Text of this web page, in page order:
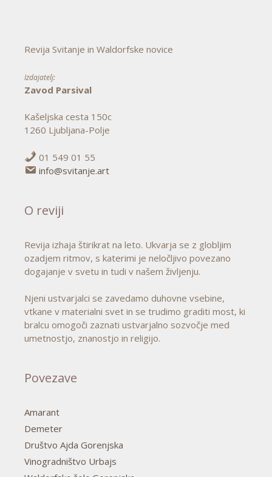
Revija Svitanje in Waldorfske novice
Izdajatelj:
Zavod Parsival
Kašeljska cesta 150c
1260 Ljubljana-Polje
01 549 01 55
info@svitanje.art
O reviji
Revija izhaja štirikrat na leto. Ukvarja se z globljim
ozadjem ritmov, s katerimi je neločljivo povezano
dogajanje v svetu in tudi v našem življenju.
Njeni ustvarjalci se zavedamo duhovne vsebine,
vtkane v materialni svet in se trudimo graditi most, ki
bralcu omogoči zaznati ustvarjalno sozvočje med
umetnostjo, znanostjo in religijo.
Povezave
Amarant
Demeter
Društvo Ajda Gorenjska
Vinogradništvo Urbajs